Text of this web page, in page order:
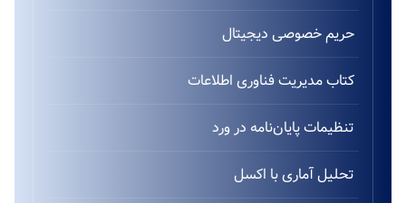
حریم خصوصی دیجیتال
کتاب مدیریت فناوری اطلاعات
تنظیمات پایان‌نامه در ورد
تحلیل آماری با اکسل